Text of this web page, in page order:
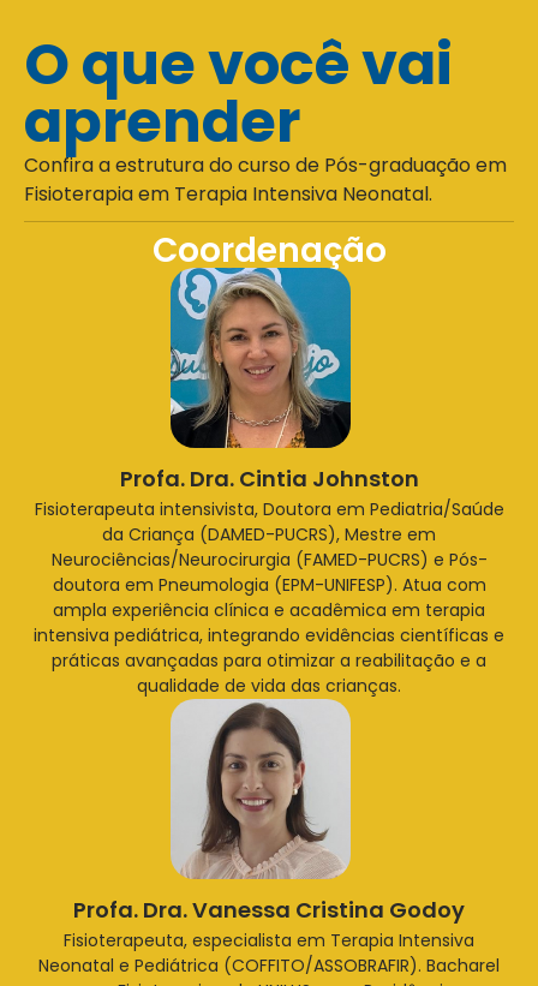
O que você vai
aprender
Confira a estrutura do curso de Pós-graduação em
Fisioterapia em Terapia Intensiva Neonatal.
Coordenação
Profa. Dra. Cintia Johnston
Fisioterapeuta intensivista, Doutora em Pediatria/Saúde
da Criança (DAMED-PUCRS), Mestre em
Neurociências/Neurocirurgia (FAMED-PUCRS) e Pós-
doutora em Pneumologia (EPM-UNIFESP). Atua com
ampla experiência clínica e acadêmica em terapia
intensiva pediátrica, integrando evidências científicas e
práticas avançadas para otimizar a reabilitação e a
qualidade de vida das crianças.
Profa. Dra. Vanessa Cristina Godoy
Fisioterapeuta, especialista em Terapia Intensiva
Neonatal e Pediátrica (COFFITO/ASSOBRAFIR). Bacharel